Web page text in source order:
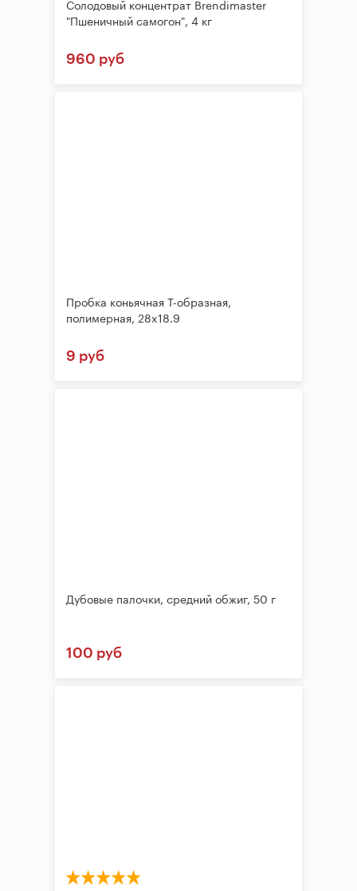
Солодовый концентрат Brendimaster
"Пшеничный самогон", 4 кг
960 руб
Пробка коньячная Т-образная,
полимерная, 28x18.9
9 руб
Дубовые палочки, средний обжиг, 50 г
100 руб